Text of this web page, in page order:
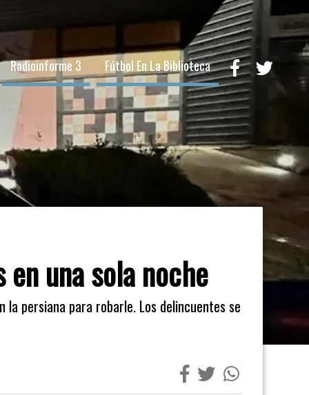
Radioinforme 3 Fútbol En La Biblioteca
una sola noche
persiana para robarle. Los delincuentes se